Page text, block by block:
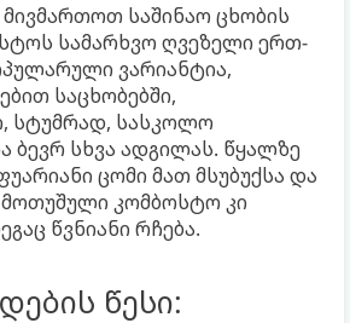
საშინაო ცხობის
სამარხვო ღვეზელი ერთ-
ვარიანტია,
საცხობებში,
სტუმრად, სასკოლო
ბევრ სხვა ადგილას. წყალზე
ცომი მათ მსუბუქსა და
კომბოსტო კი
წვნიანი რჩება.
წესი: